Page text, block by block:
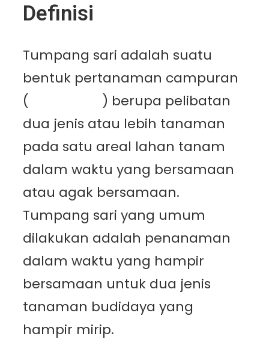
Definisi
Tumpang sari adalah suatu
bentuk pertanaman campuran
(
) berupa pelibatan
dua jenis atau lebih tanaman
pada satu areal lahan tanam
dalam waktu yang bersamaan
atau agak bersamaan.
Tumpang sari yang umum
dilakukan adalah penanaman
dalam waktu yang hampir
bersamaan untuk dua jenis
tanaman budidaya yang
hampir mirip.